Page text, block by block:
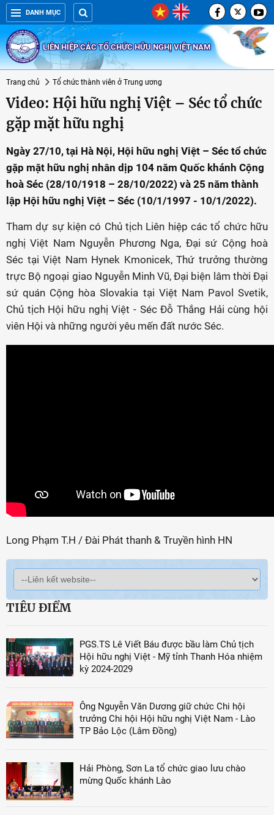
DANH MỤC
LIÊN HIỆP CÁC TỔ CHỨC HỮU NGHỊ VIỆT NAM
Trang chủ Tổ chức thành viên ở Trung ương
Video: Hội hữu nghị Việt – Séc tổ chức
gặp mặt hữu nghị
Ngày 27/10, tại Hà Nội, Hội hữu nghị Việt – Séc tổ chức
gặp mặt hữu nghị nhân dịp 104 năm Quốc khánh Cộng
hoà Séc (28/10/1918 – 28/10/2022) và 25 năm thành
lập Hội hữu nghị Việt – Séc (10/1/1997 - 10/1/2022).
Tham dự sự kiện có Chủ tịch Liên hiệp các tổ chức hữu
nghị Việt Nam Nguyễn Phương Nga, Đại sứ Cộng hoà
Séc tại Việt Nam Hynek Kmonicek, Thứ trưởng thường
trực Bộ ngoại giao Nguyễn Minh Vũ, Đại biện lâm thời Đại
sứ quán Cộng hòa Slovakia tại Việt Nam Pavol Svetik,
Chủ tịch Hội hữu nghị Việt - Séc Đỗ Thắng Hải cùng hội
viên Hội và những người yêu mến đất nước Séc.
Long Phạm T.H / Đài Phát thanh & Truyền hình HN
TIÊU ĐIỂM
PGS.TS Lê Viết Báu được bầu làm Chủ tịch
Hội hữu nghị Việt - Mỹ tỉnh Thanh Hóa nhiệm
kỳ 2024-2029
Ông Nguyễn Văn Dương giữ chức Chi hội
trưởng Chi hội Hội hữu nghị Việt Nam - Lào
TP Bảo Lộc (Lâm Đồng)
Hải Phòng, Sơn La tổ chức giao lưu chào
mừng Quốc khánh Lào